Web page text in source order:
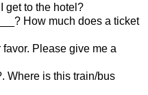
get to the hotel?
How much does a ticket
Please give me a
Where is this train/bus